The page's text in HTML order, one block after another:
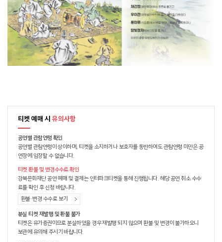
티켓 예매 시 유의사항
공연별 관람연령 확인
공연별 관람연령이 상이하며, 티켓을 소지하거나 보호자를 동반하여도 관람연령 미만은 공
연장에 입장할 수 없습니다.
티켓 환불 및 변경수수료 확인
강북문화재단 공연 예매 및 결제는 인터파크티켓을 통해 진행됩니다. 해당 공연 취소 수수
료를 확인 후 신청 바랍니다.
환불·변경 수수료 보기
분실 티켓 재발행 및 환불 불가
티켓은 유가증권이므로 분실하였을 경우 재발행 되지 않으며 환불 및 변경이 불가하오니
보관에 유의해 주시기 바랍니다.